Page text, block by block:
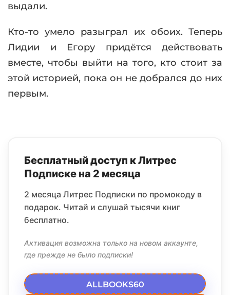
выдали.
Кто-то умело разыграл их обоих. Теперь
Лидии и Егору придётся действовать
вместе, чтобы выйти на того, кто стоит за
этой историей, пока он не добрался до них
первым.
Бесплатный доступ к Литрес
Подписке на 2 месяца
2 месяца Литрес Подписки по промокоду в
подарок. Читай и слушай тысячи книг
бесплатно.
Активация возможна только на новом аккаунте,
где прежде не было подписки!
ALLBOOKS60